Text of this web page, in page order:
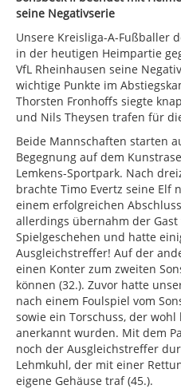
seine Negativserie
Unsere Kreisliga-A-Fußballer
in der heutigen Heimpartie
VfL Rheinhausen seine
wichtige Punkte im
Thorsten Fronhoffs siegte
und Nils Theysen trafen für
Beide Mannschaften starten
Begegnung auf dem
Lemkens-Sportpark. Nach
brachte Timo Evertz seine Elf
einem erfolgreichen
allerdings übernahm der Gast
Spielgeschehen und hatte
Ausgleichstreffer! Auf der
einen Konter zum zweiten
können (32.). Zuvor hatte
nach einem Foulspiel vom
sowie ein Torschuss, der
anerkannt wurden. Mit dem
noch der Ausgleichstreffer
Lehmkuhl, der mit einer
eigene Gehäuse traf (45.).